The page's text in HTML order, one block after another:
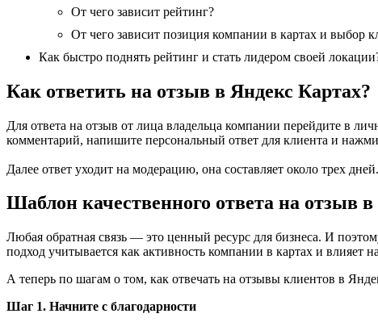
От чего зависит рейтинг?
От чего зависит позиция компании в картах и выбор
Как быстро поднять рейтинг и стать лидером своей
Как ответить на отзыв в Яндекс Картах?
Для ответа на отзыв от лица владельца компании перейдите
комментарий, напишите персональный ответ для клиента и
Далее ответ уходит на модерацию, она составляет около трех
Шаблон качественного ответа на отзыв
Любая обратная связь — это ценный ресурс для бизнеса. И
подход учитывается как активность компании в картах и влияет
А теперь по шагам о том, как отвечать на отзывы клиентов в
Шаг 1. Начните с благодарности